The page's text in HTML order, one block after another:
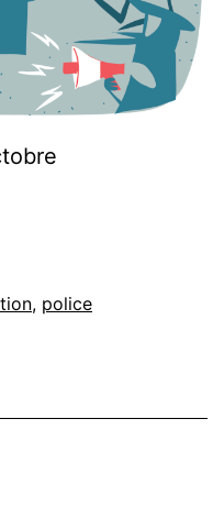
, police